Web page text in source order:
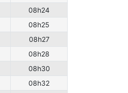
08h24
08h25
08h27
08h28
08h30
08h32